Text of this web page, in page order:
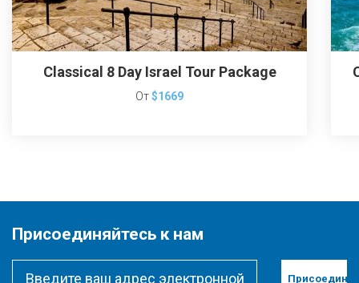
Classical 8 Day Israel Tour Package
От$1669
Присоединяйтесь к нам